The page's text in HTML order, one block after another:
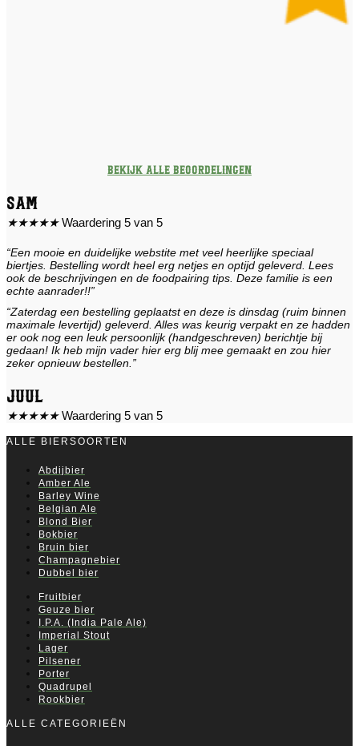
Bekijk alle beoordelingen
Sam
★★★★★ Waardering 5 van 5
“Een mooie en duidelijke webstite met veel heerlijke speciaal
biertjes. Bestelling wordt heel erg netjes en optijd geleverd. Lees
ook de beschrijvingen en de foodpairing tips. Deze familie is een
echte aanrader!!”
“Zaterdag een bestelling geplaatst en deze is dinsdag (ruim binnen
maximale levertijd) geleverd. Alles was keurig verpakt en ze hadden
er ook nog een leuk persoonlijk (handgeschreven) berichtje bij
gedaan! Ik heb mijn vader hier erg blij mee gemaakt en zou hier
zeker opnieuw bestellen.”
Juul
★★★★★ Waardering 5 van 5
ALLE BIERSOORTEN
Abdijbier
Amber Ale
Barley Wine
Belgian Ale
Blond Bier
Bokbier
Bruin bier
Champagnebier
Dubbel bier
Fruitbier
Geuze bier
I.P.A. (India Pale Ale)
Imperial Stout
Lager
Pilsener
Porter
Quadrupel
Rookbier
ALLE CATEGORIEËN